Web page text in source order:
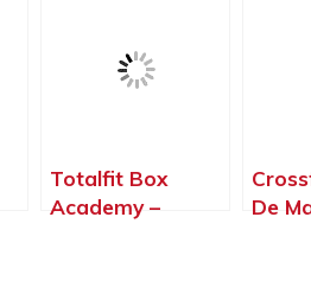
Totalfit Box
Academy –
De